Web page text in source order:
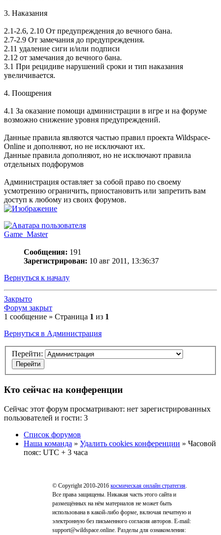
3. Наказания
2.1-2.6, 2.10 От предупреждения до вечного бана.
2.7-2.9 От замечания до предупреждения.
2.11 удаление сиги и/или подписи
2.12 от замечания до вечного бана.
3.1 При рецидиве нарушений сроки и тип наказания
увеличивается.
4. Поощрения
4.1 За оказание помощи администрации в игре и на форуме
возможно снижение уровня предупреждений.
Данные правила являются частью правил проекта Wildspace-
Online и дополняют, но не исключают их.
Данные правила дополняют, но не исключают правила
отдельных подфорумов
Администрация оставляет за собой право по своему
усмотрению ограничить, приостановить или запретить вам
доступ к любому из своих форумов.
Game_Master
Сообщения: 191
Зарегистрирован: 10 авг 2011, 13:36:37
Вернуться к началу
Закрыто
Форум закрыт
1 сообщение » Страница 1 из 1
Вернуться в Администрация
Перейти:
Кто сейчас на конференции
Сейчас этот форум просматривают: нет зарегистрированных
пользователей и гости: 3
Список форумов
Наша команда » Удалить cookies конференции » Часовой
пояс: UTC + 3 часа
© Copyright 2010-2016 космическая онлайн стратегия
Все права защищены. Никакая часть этого сайта и
размещённых на нём материалов не может быть
использована в какой-либо форме, включая печатную и
электронную без письменного согласия авторов. E-mail:
support@wildspace.online. Разделы для ознакомления: